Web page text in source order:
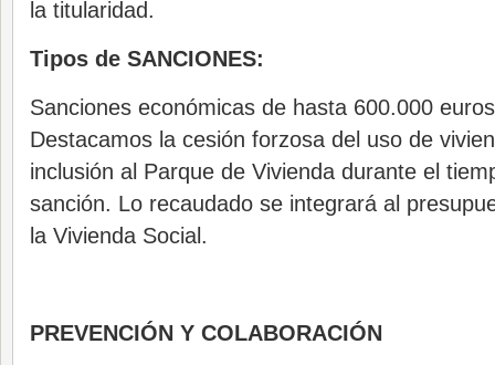
la titularidad.
Tipos de SANCIONES:
Sanciones económicas de hasta 600.000
Destacamos la cesión forzosa del uso de
inclusión al Parque de Vivienda durante el
sanción. Lo recaudado se integrará al
la Vivienda Social.
PREVENCIÓN Y COLABORACIÓN